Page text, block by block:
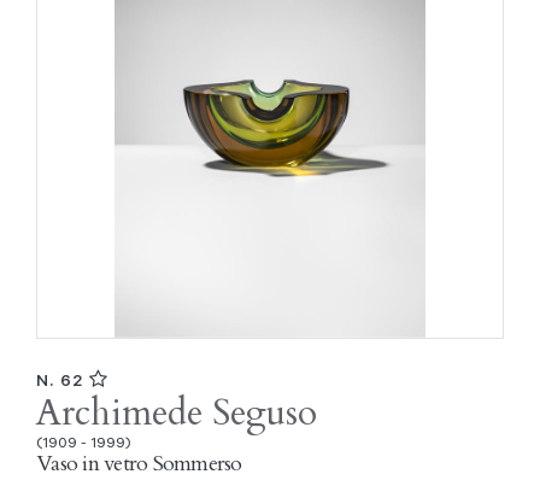
N. 62
Archimede Seguso
(1909 - 1999)
Vaso in vetro Sommerso